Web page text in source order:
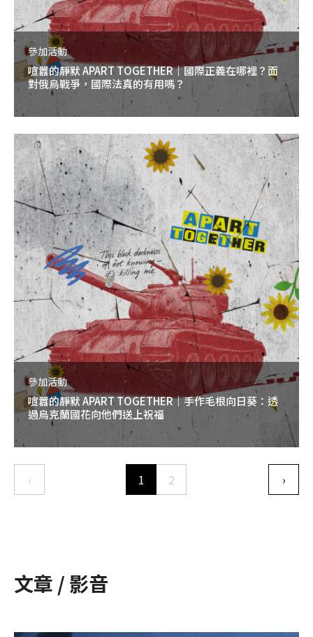
參加活動
喧囂的靜默 APART TOGETHER｜國際正義在哪裡？面
對俄烏戰爭，國際法真的有用嗎？
參加活動
喧囂的靜默 APART TOGETHER｜手作毛根向日葵：透
過烏克蘭國花向他們送上祝福
Pagination
‹Previous page 1 2 ›下一
文章 / 影音